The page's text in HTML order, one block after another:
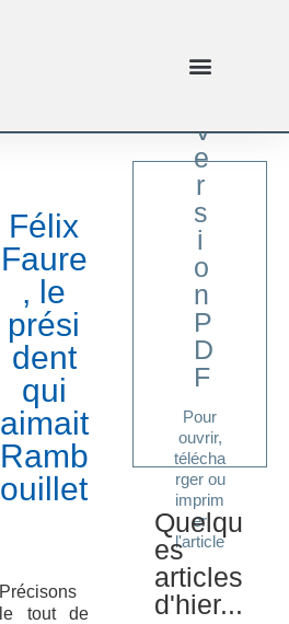
Félix
Faure
, le
prési
dent
qui
aimait
Ramb
ouillet
Précisons
le tout de
V
e
r
s
i
o
n
P
D
F
Pour
ouvrir,
télécha
rger ou
imprim
er
l'article
Cliquer
Quelqu
es
articles
d'hier...